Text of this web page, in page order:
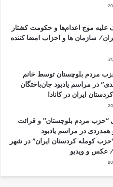
علیه موج اعدام‌ها و حکومت کشتار
سازمان ها و احزاب امضا کننده
مردم بلوچستان توسط خانم
در مراسم یادبود جان‌باختگان
ایران در کانادا
مردم بلوچستان” و قرائت
همدردی در مراسم یادبود
کومله کردستان ایران” در شهر
عکس و ویدیو